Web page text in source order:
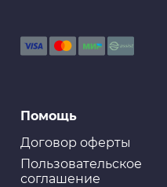
Помощь
Договор оферты
Пользовательское
соглашение